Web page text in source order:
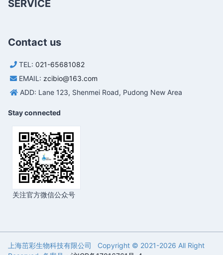
SERVICE
Contact us
TEL: 021-65681082
EMAIL: zcibio@163.com
ADD: Lane 123, Shenmei Road, Pudong New Area
Stay connected
关注官方微信公众号
上海茁彩生物科技有限公司 Copyright © 2021-2026 All Right